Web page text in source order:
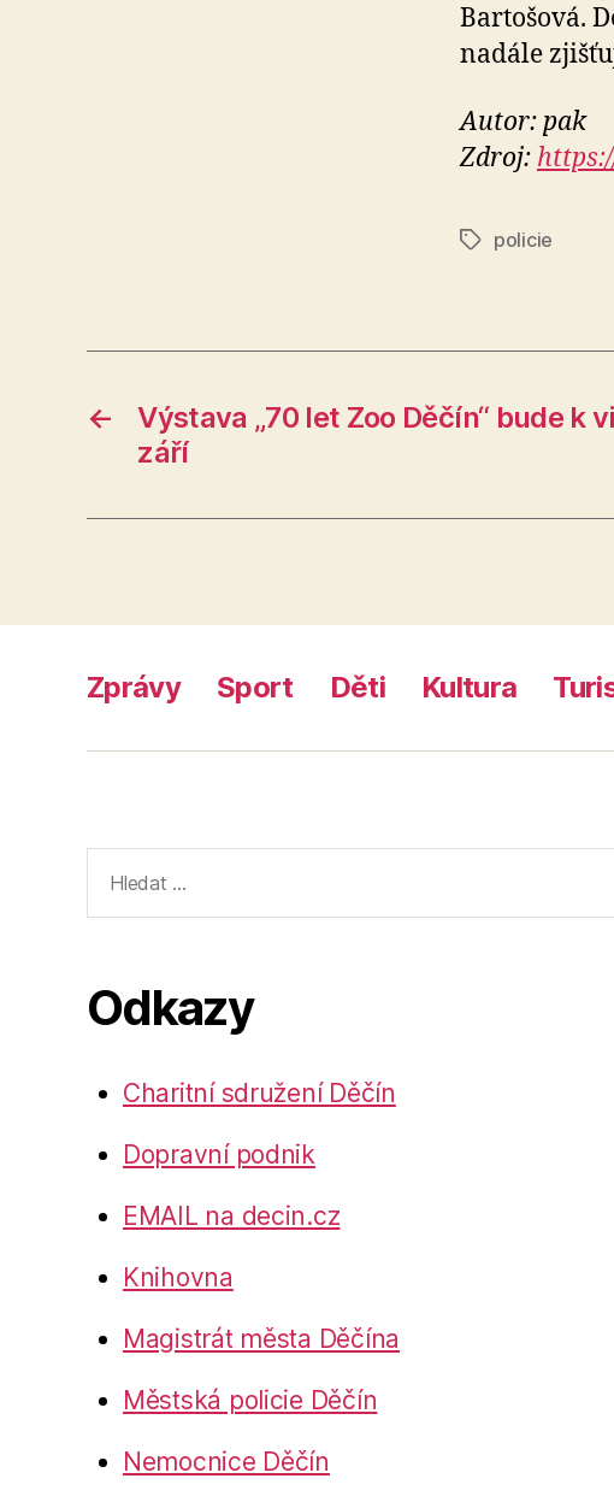
Bartošová.
nadále
Autor: pak
Zdroj:
Štítkypolicie
←
Výstava „70 let Zoo Děčín“ bude k
září
Zprávy Sport Děti Kultura
vyhledávání:
Odkazy
Charitní sdružení Děčín
Dopravní podnik
EMAIL na decin.cz
Knihovna
Magistrát města Děčína
Městská policie Děčín
Nemocnice Děčín